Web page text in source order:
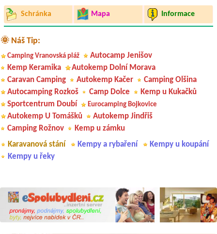
Schránka Mapa Informace
🌞 Náš Tip:
Camping Vranovská pláž
Autocamp Jenišov
Kemp Keramika
Autokemp Dolní Morava
Caravan Camping
Autokemp Kačer
Camping Olšina
Autocamping Rozkoš
Camp Dolce
Kemp u Kukačků
Sportcentrum Doubí
Eurocamping Bojkovice
Autokemp U Tomášků
Autokemp Jindřiš
Camping Rožnov
Kemp u zámku
Karavanová stání
Kempy a rybaření
Kempy u koupání
Kempy u řeky